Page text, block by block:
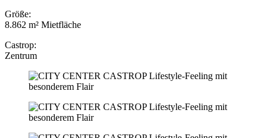
Größe:
8.862 m² Mietfläche
Castrop:
Zentrum